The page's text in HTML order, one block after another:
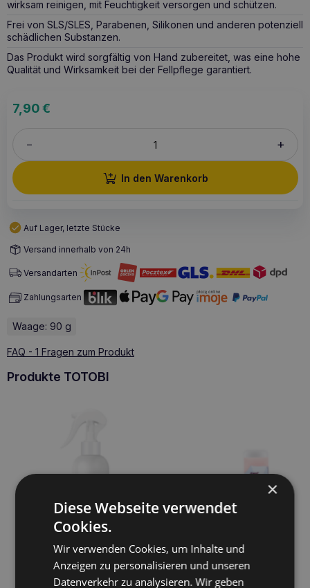
wirksam reinigen, mit Feuchtigkeit versorgen und schützen.
Frei von SLS/SLES, Parabenen, Silikonen und anderen potenziell
schädlichen Substanzen.
Das Produkt wird sorgfältig von Hand zubereitet, was eine hohe
Qualität und Wirksamkeit bei der Fellpflege garantiert.
7,90€
– +
In den Warenkorb
Auf Lager, letzte Stücke
Versand innerhalb von 24h
Versandarten
Zahlungsarten
Waage: 90 g
FAQ - 1 Fragen zum Produkt
Produkte TOTOBI
×
Diese Webseite verwendet
Cookies.
Wir verwenden Cookies, um Inhalte und
Anzeigen zu personalisieren und unseren
Datenverkehr zu analysieren. Wir geben